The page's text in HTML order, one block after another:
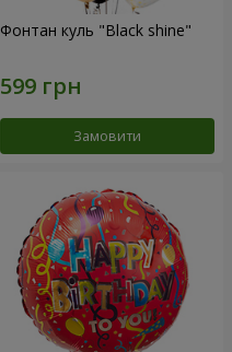
Фонтан куль "Black shine"
Замовити